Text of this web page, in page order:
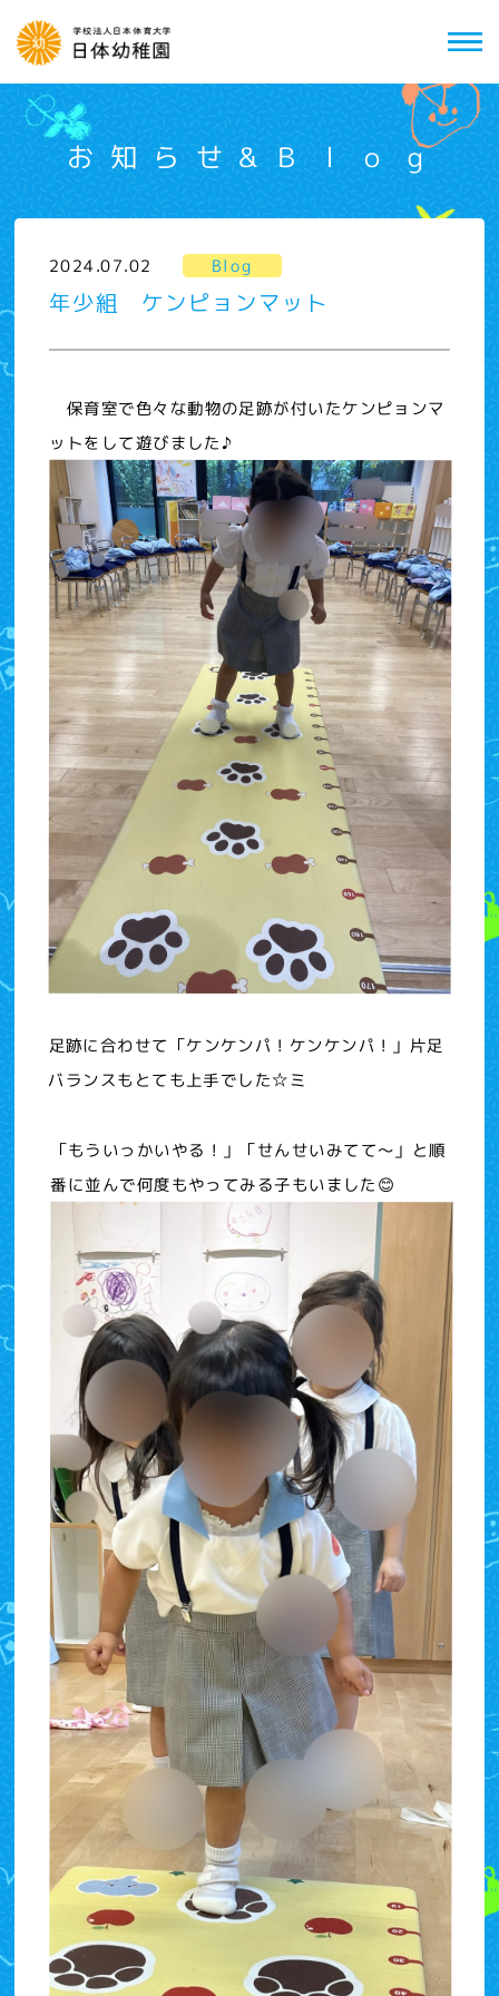
お知らせ&Ｂｌｏｇ
2024.07.02 Blog
年少組 ケンピョンマット
保育室で色々な動物の足跡が付いたケンピョンマ
ットをして遊びました♪
足跡に合わせて「ケンケンパ！ケンケンパ！」片足
バランスもとても上手でした☆ミ
「もういっかいやる！」「せんせいみてて～」と順
番に並んで何度もやってみる子もいました😊